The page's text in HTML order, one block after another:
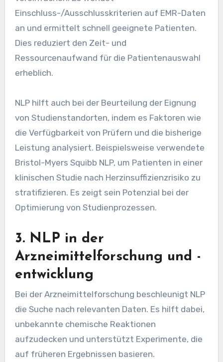
Einschluss-/Ausschlusskriterien auf EMR-Daten
an und ermittelt schnell geeignete Patienten.
Dies reduziert den Zeit- und
Ressourcenaufwand für die Patientenauswahl
erheblich.
NLP hilft auch bei der Beurteilung der Eignung
von Studienstandorten, indem es Faktoren wie
die Verfügbarkeit von Prüfern und die bisherige
Leistung analysiert. Beispielsweise verwendete
Bristol-Myers Squibb NLP, um Patienten in einer
klinischen Studie nach Herzinsuffizienzrisiko zu
stratifizieren. Es zeigt sein Potenzial bei der
Optimierung von Studienprozessen.
3. NLP in der
Arzneimittelforschung und -
entwicklung
Bei der Arzneimittelforschung beschleunigt NLP
die Suche nach relevanten Daten. Es hilft dabei,
unbekannte chemische Reaktionen
aufzudecken und unterstützt Experimente, die
auf früheren Ergebnissen basieren.